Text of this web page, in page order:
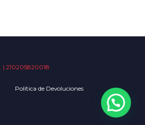
| 210205820018
Política de Devoluciones